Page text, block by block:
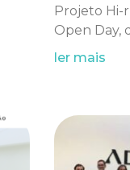
Projeto Hi-
Open Day,
ler mais